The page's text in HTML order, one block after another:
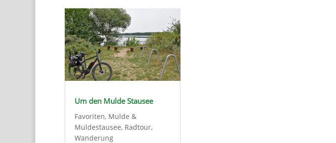
Um den Mulde Stausee
Favoriten, Mulde &
Muldestausee, Radtour,
Wanderung